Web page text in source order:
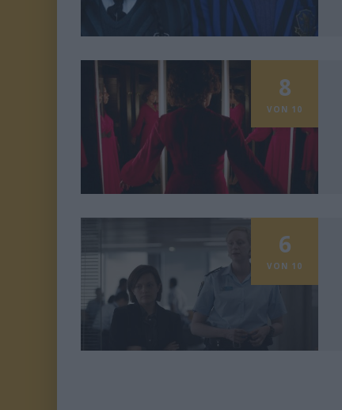
8
VON 10
6
VON 10